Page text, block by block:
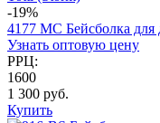
-19%
4177 МC Бейсболка для
Узнать оптовую цену
РРЦ:
1600
1 300 руб.
Купить